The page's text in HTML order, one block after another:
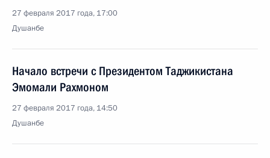
27 февраля 2017 года, 17:00
Душанбе
Начало встречи с Президентом Таджикистана
Эмомали Рахмоном
27 февраля 2017 года, 14:50
Душанбе